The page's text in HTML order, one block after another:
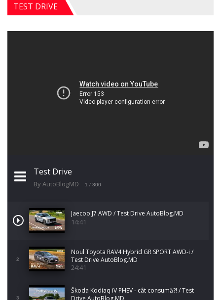
TEST DRIVE
Test Drive
By AutoBlogMD 1 / 300
Jaecoo J7 AWD / Test Drive AutoBlog.MD
14:41
2
Noul Toyota RAV4 Hybrid GR SPORT AWD-i /
Test Drive AutoBlog.MD
24:41
3
Škoda Kodiaq iV PHEV - cât consumă?! / Test
Drive AutoBlog.MD